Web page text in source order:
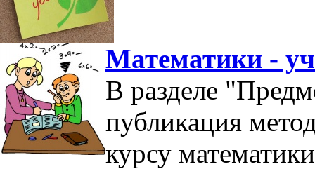
Математики -
В разделе
публикация
курсу